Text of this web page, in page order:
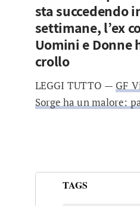
sta succedendo
settimane, l’ex
Uomini e Donne
crollo
LEGGI TUTTO — GF
Sorge ha un malore:
TAGS